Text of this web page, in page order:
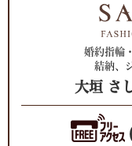
婚約指輪
結納、
大垣 さ